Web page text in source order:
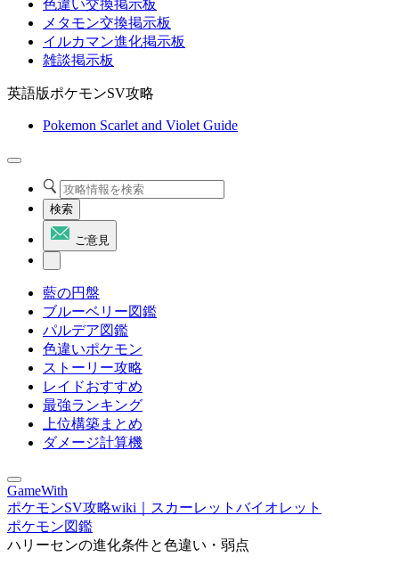
色違い交換掲示板
メタモン交換掲示板
イルカマン進化掲示板
雑談掲示板
英語版ポケモンSV攻略
Pokemon Scarlet and Violet Guide
検索
ご意見
藍の円盤
ブルーベリー図鑑
パルデア図鑑
色違いポケモン
ストーリー攻略
レイドおすすめ
最強ランキング
上位構築まとめ
ダメージ計算機
GameWith
ポケモンSV攻略wiki｜スカーレットバイオレット
ポケモン図鑑
ハリーセンの進化条件と色違い・弱点